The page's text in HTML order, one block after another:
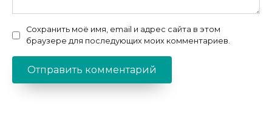
Сохранить моё имя, email и адрес сайта в этом
браузере для последующих моих комментариев.